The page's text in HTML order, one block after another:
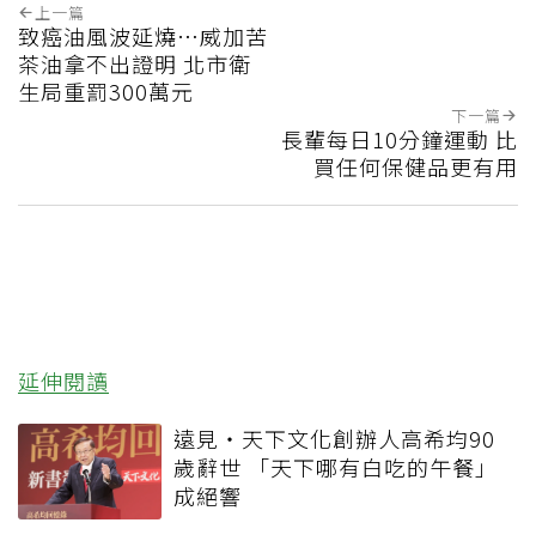
上一篇
致癌油風波延燒…威加苦
茶油拿不出證明 北市衛
生局重罰300萬元
下一篇
長輩每日10分鐘運動 比
買任何保健品更有用
延伸閱讀
遠見‧天下文化創辦人高希均90
歲辭世 「天下哪有白吃的午餐」
成絕響